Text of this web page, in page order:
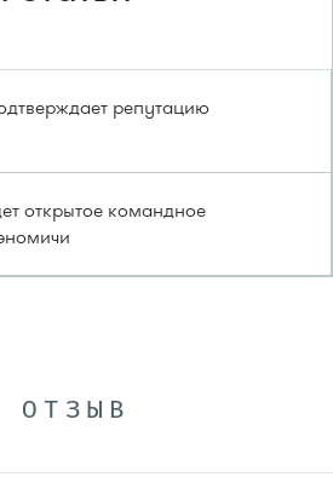
репутацию
открытое командное
ОТЗЫВ